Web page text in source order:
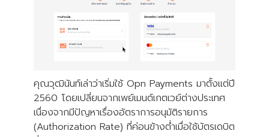
คุณวุฒินันท์เล่าว่าเริ่มใช้ Opn Payments มาตั้งแต่ปี
2560 โดยเปลี่ยนจากเพย์เมนต์เกตเวย์ต่างประเทศ
เนื่องจากมีปัญหาเรื่องอัตราการอนุมัติรายการ
(Authorization Rate) ที่ค่อนข้างต่ำเมื่อใช้บัตรเดบิต